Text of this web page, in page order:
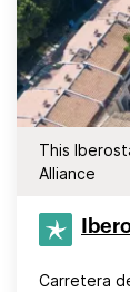
This
Alliance
Carretera